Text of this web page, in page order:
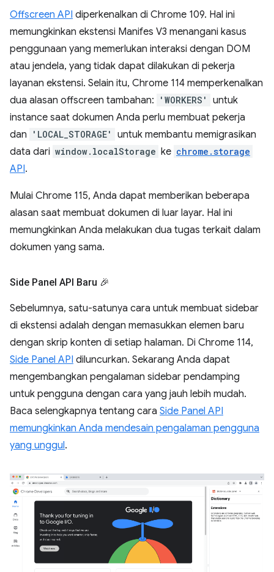
Offscreen API diperkenalkan di Chrome 109. Hal ini
memungkinkan ekstensi Manifes V3 menangani kasus
penggunaan yang memerlukan interaksi dengan DOM
atau jendela, yang tidak dapat dilakukan di pekerja
layanan ekstensi. Selain itu, Chrome 114 memperkenalkan
dua alasan offscreen tambahan:
'WORKERS'
untuk
instance saat dokumen Anda perlu membuat pekerja
dan
'LOCAL_STORAGE'
untuk membantu memigrasikan
data dari window.localStorage ke chrome.storage
API.
Mulai Chrome 115, Anda dapat memberikan beberapa
alasan saat membuat dokumen di luar layar. Hal ini
memungkinkan Anda melakukan dua tugas terkait dalam
dokumen yang sama.
Side Panel API Baru 🎉
Sebelumnya, satu-satunya cara untuk membuat sidebar
di ekstensi adalah dengan memasukkan elemen baru
dengan skrip konten di setiap halaman. Di Chrome 114,
Side Panel API diluncurkan. Sekarang Anda dapat
mengembangkan pengalaman sidebar pendamping
untuk pengguna dengan cara yang jauh lebih mudah.
Baca selengkapnya tentang cara Side Panel API
memungkinkan Anda mendesain pengalaman pengguna
yang unggul.